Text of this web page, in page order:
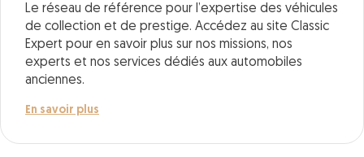
Le réseau de référence pour l’expertise des véhicules
de collection et de prestige. Accédez au site Classic
Expert pour en savoir plus sur nos missions, nos
experts et nos services dédiés aux automobiles
anciennes.
En savoir plus